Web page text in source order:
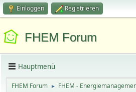
Einloggen Registrieren
FHEM Forum
Hauptmenü
FHEM Forum ► FHEM -